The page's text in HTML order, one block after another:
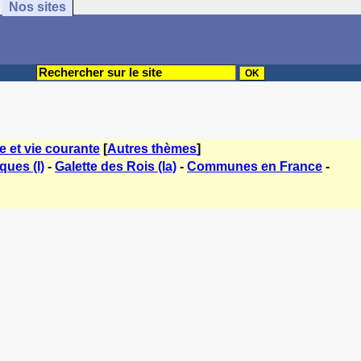
Nos sites
et vie courante [Autres thèmes]
(I) - Galette des Rois (la) - Communes en France -